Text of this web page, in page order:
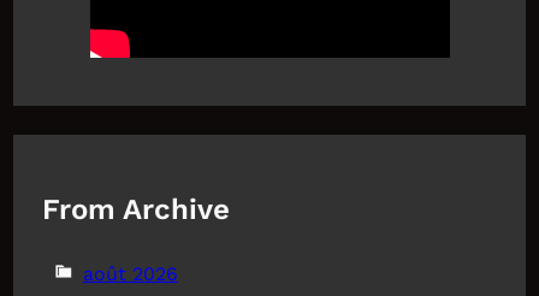
From Archive
août 2026